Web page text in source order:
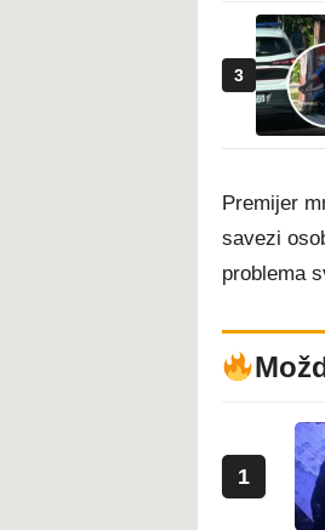
3
Premijer
savezi
problema
1